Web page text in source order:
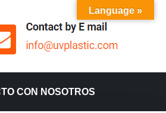
CON NOSOTROS
Language »